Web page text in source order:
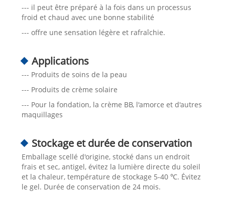
--- il peut être préparé à la fois dans un processus
froid et chaud avec une bonne stabilité
--- offre une sensation légère et rafraîchie.
Applications
--- Produits de soins de la peau
--- Produits de crème solaire
--- Pour la fondation, la crème BB, l'amorce et d'autres
maquillages
Stockage et durée de conservation
Emballage scellé d'origine, stocké dans un endroit
frais et sec, antigel, évitez la lumière directe du soleil
et la chaleur, température de stockage 5-40 ℃. Évitez
le gel. Durée de conservation de 24 mois.